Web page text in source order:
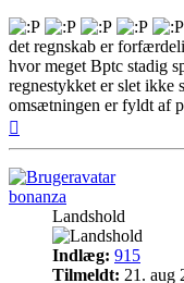
det regnskab er
hvor meget Bptc stadig
regnestykket er slet ikke
omsætningen er fyldt af
bonanza
Landshold
Indlæg: 915
Tilmeldt: 21. aug